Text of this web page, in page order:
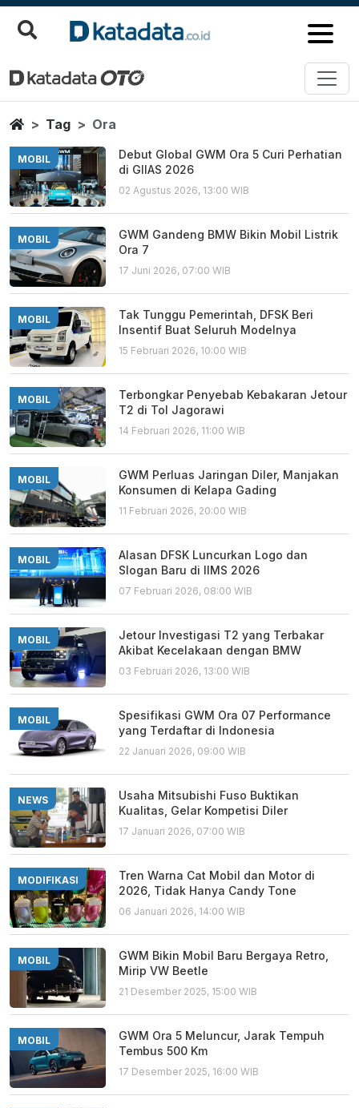
Ora
Berita Terbaru
HomeTag Ora
MOBIL
Debut Global GWM Ora 5 Curi Perhatian
di GIIAS 2026
02 Agustus 2026, 13:00 WIB
MOBIL
GWM Gandeng BMW Bikin Mobil Listrik
Ora 7
17 Juni 2026, 07:00 WIB
MOBIL
Tak Tunggu Pemerintah, DFSK Beri
Insentif Buat Seluruh Modelnya
15 Februari 2026, 10:00 WIB
MOBIL
Terbongkar Penyebab Kebakaran Jetour
T2 di Tol Jagorawi
14 Februari 2026, 11:00 WIB
MOBIL
GWM Perluas Jaringan Diler, Manjakan
Konsumen di Kelapa Gading
11 Februari 2026, 20:00 WIB
MOBIL
Alasan DFSK Luncurkan Logo dan
Slogan Baru di IIMS 2026
07 Februari 2026, 08:00 WIB
MOBIL
Jetour Investigasi T2 yang Terbakar
Akibat Kecelakaan dengan BMW
03 Februari 2026, 13:00 WIB
MOBIL
Spesifikasi GWM Ora 07 Performance
yang Terdaftar di Indonesia
22 Januari 2026, 09:00 WIB
NEWS
Usaha Mitsubishi Fuso Buktikan
Kualitas, Gelar Kompetisi Diler
17 Januari 2026, 07:00 WIB
MODIFIKASI
Tren Warna Cat Mobil dan Motor di
2026, Tidak Hanya Candy Tone
06 Januari 2026, 14:00 WIB
MOBIL
GWM Bikin Mobil Baru Bergaya Retro,
Mirip VW Beetle
21 Desember 2025, 15:00 WIB
MOBIL
GWM Ora 5 Meluncur, Jarak Tempuh
Tembus 500 Km
17 Desember 2025, 16:00 WIB